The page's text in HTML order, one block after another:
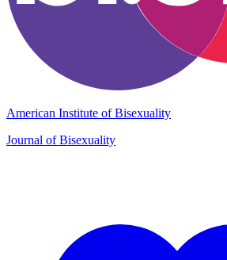
American Institute of Bisexuality
Journal of Bisexuality